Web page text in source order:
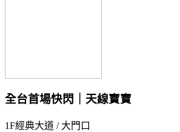
全台首場快閃｜天線寶寶
1F經典大道 / 大門口